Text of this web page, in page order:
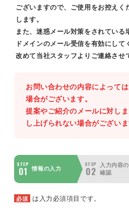
ございますので、ご使用をお控えく
します。
また、迷惑メール対策をされている
ドメインのメール受信を有効にして
改めて当社スタッフよりご連絡させ
お問い合わせの内容によって
場合がございます。
提案やご紹介のメールに対し
し上げられない場合がございま
STEP
01 情報の入力
STEP
02
入力内容の
確認
必須 は入力必須項目です。